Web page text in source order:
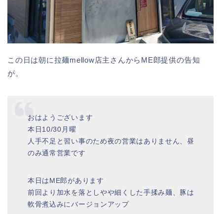
この日は朝に拉麺mellow店主さんからME郎提供の告知
が。
おはようございます
本日10/30月曜
人手不足と習い事のため夜の営業はありません、昼
のみ通常営業です
本日はME郎があります
前回より加水を落としやや細くした手揉み麺、豚は
軟骨煮込みにバージョンアップ